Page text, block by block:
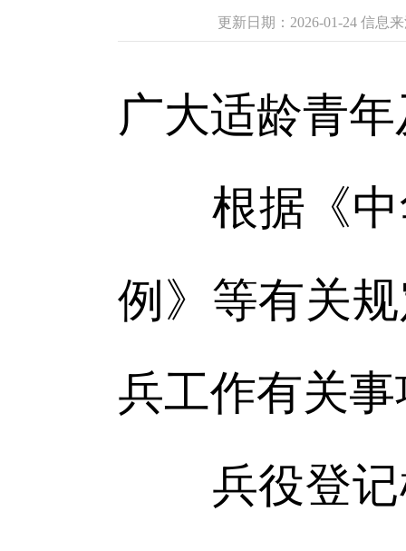
更新日期：2026-01-24 信息
广大适龄青
根据《中
例》等有关
兵工作有关
兵役登记